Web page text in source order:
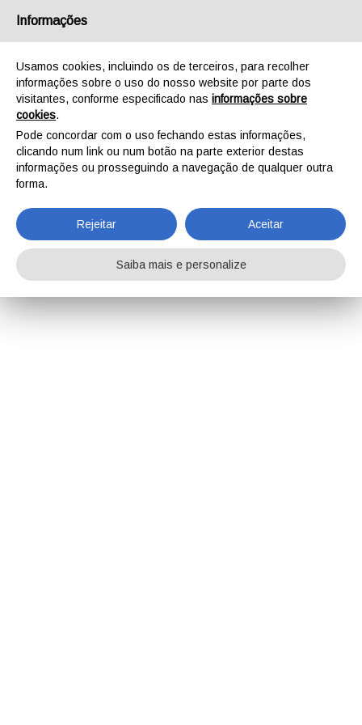
Informações
Usamos cookies, incluindo os de terceiros, para recolher
informações sobre o uso do nosso website por parte dos
visitantes, conforme especificado nas informações sobre
cookies.
Pode concordar com o uso fechando estas informações,
clicando num link ou num botão na parte exterior destas
informações ou prosseguindo a navegação de qualquer outra
forma.
Rejeitar Aceitar
Saiba mais e personalize